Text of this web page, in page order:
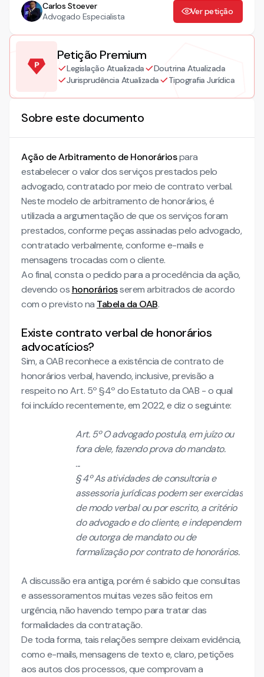
Carlos Stoever
Advogado Especialista
Ver petição
Petição Premium
Legislação Atualizada
Doutrina Atualizada
Jurisprudência Atualizada
Tipografia Jurídica
Sobre este documento
Ação de Arbitramento de Honoráriospara
estabelecer o valor dos serviços prestados pelo
advogado, contratado por meio de contrato verbal.
Neste modelo de arbitramento de honorários, é
utilizada a argumentação de que os serviços foram
prestados, conforme peças assinadas pelo advogado,
contratado verbalmente, conforme e-mails e
mensagens trocadas com o cliente.
Ao final, consta o pedido para a procedência da ação,
devendo os honoráriosserem arbitrados de acordo
com o previsto na Tabela da OAB.
Existe contrato verbal de honorários
advocatícios?
Sim, a OAB reconhece a existência de contrato de
honorários verbal, havendo, inclusive, previsão a
respeito no Art. 5º §4º do Estatuto da OAB - o qual
foi incluído recentemente, em 2022, e diz o seguinte:
Art. 5º O advogado postula, em juízo ou
fora dele, fazendo prova do mandato.
...
§ 4º As atividades de consultoria e
assessoria jurídicas podem ser exercidas
de modo verbal ou por escrito, a critério
do advogado e do cliente, e independem
de outorga de mandato ou de
formalização por contrato de honorários.
A discussão era antiga, porém é sabido que consultas
e assessoramentos muitas vezes são feitos em
urgência, não havendo tempo para tratar das
formalidades da contratação.
De toda forma, tais relações sempre deixam evidência,
como e-mails, mensagens de texto e, claro, petições
aos autos dos processos, que comprovam a